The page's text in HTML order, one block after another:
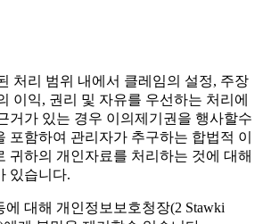
처리 범위 내에서 클레임의 설정, 주장
이익, 권리 및 자유를 우선하는 처리에
거가 있는 경우 이의제기권을 행사할수
포함하여 관리자가 추구하는 합법적 이
귀하의 개인자료를 처리하는 것에 대해
있습니다.
대해 개인정보보호청장(2 Stawki